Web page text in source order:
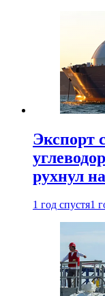
Экспорт
рухнул
1 год спустя1